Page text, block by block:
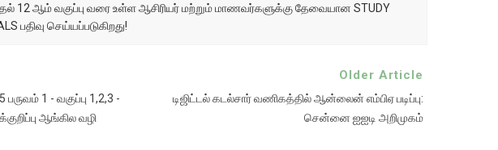
12 ஆம் வகுப்பு வரை உள்ள ஆசிரியர் மற்றும் மாணவர்களுக்கு தேவையான STUDY
பதிவு செய்யப்படுகிறது!
1 - வகுப்பு 1,2,3 -
ஆங்கில வழி
Older Article
டிஜிட்டல் கடல்சார் வணிகத்தில் ஆன்லைன் எம்பிஏ படிப்பு:
சென்னை ஐஐடி அறிமுகம்